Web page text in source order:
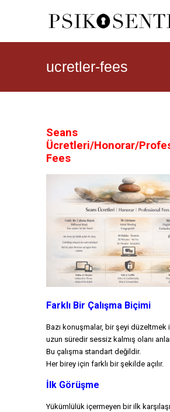
ucretler-fees
Seans
Ücretleri/Honorar/
Fees
Farklı Bir Çalışma Biçimi
Bazı konuşmalar, bir şeyi düzeltmek
uzun süredir sessiz kalmış olanı
Bu çalışma standart değildir.
Her birey için farklı bir şekilde açılır.
İlk Görüşme
Yükümlülük içermeyen bir ilk